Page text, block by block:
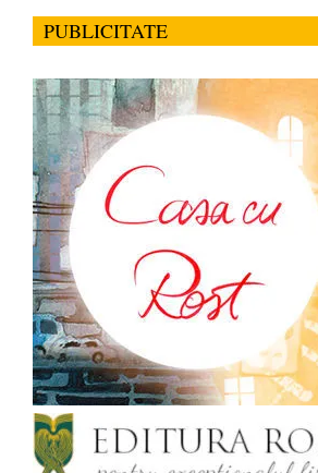
PUBLICITATE